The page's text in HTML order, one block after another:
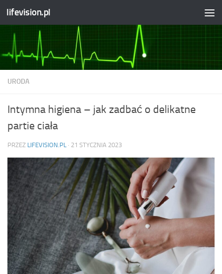
Skip to content
lifevision.pl
URODA
Intymna higiena – jak zadbać o delikatne
partie ciała
PRZEZ LIFEVISION.PL · 21 STYCZNIA 2023